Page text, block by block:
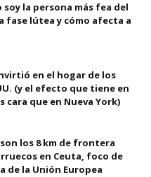
soy la persona más fea del
fase lútea y cómo afecta a
en el hogar de los
(y el efecto que tiene en
cara que en Nueva York)
los 8 km de frontera
en Ceuta, foco de
la Unión Europea